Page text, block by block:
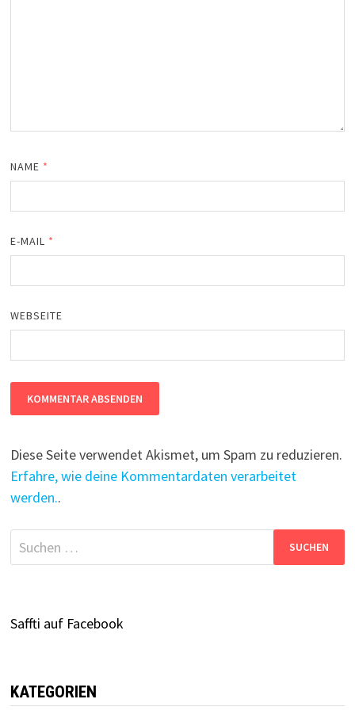
NAME *
E-MAIL *
WEBSEITE
Diese Seite verwendet Akismet, um Spam zu reduzieren.
Erfahre, wie deine Kommentardaten verarbeitet
werden..
Suchen
nach:
Saffti auf Facebook
KATEGORIEN